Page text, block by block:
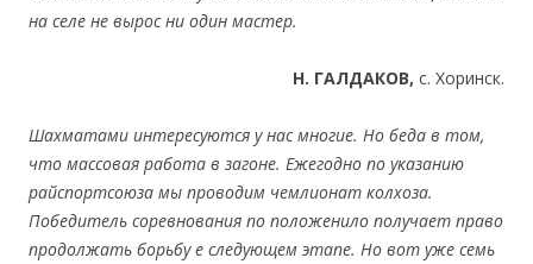
на селе не вырос ни один мастер.
Н. ГАЛДАКОВ, с. Хоринск.
Шахматами интересуются у нас многиe. Но беда в том,
что массовая работа в загоне. Ежегодно по указанию
райспортсоюза мы проводим чемлионат колхоза.
Победитель соревнования по положенило получает право
продолжать борьбу е следующем этапе. Но вот уже семь